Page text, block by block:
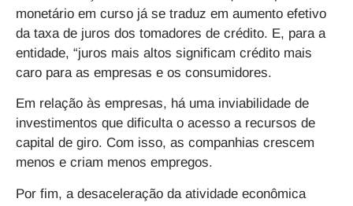
monetário em curso já se traduz em aumento efetivo
da taxa de juros dos tomadores de crédito. E, para a
entidade, “juros mais altos significam crédito mais
caro para as empresas e os consumidores.
Em relação às empresas, há uma inviabilidade de
investimentos que dificulta o acesso a recursos de
capital de giro. Com isso, as companhias crescem
menos e criam menos empregos.
Por fim, a desaceleração da atividade econômica